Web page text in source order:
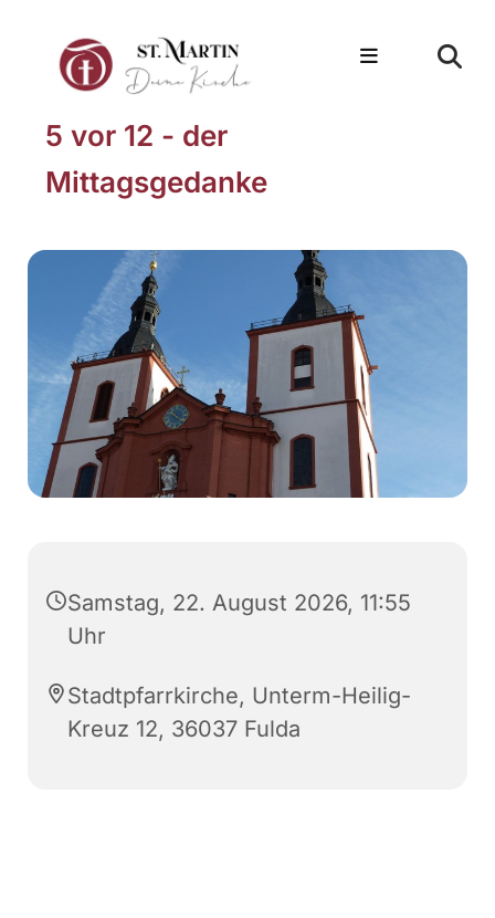
5 vor 12 - der
Mittagsgedanke
Samstag, 22. August 2026, 11:55
Uhr
Stadtpfarrkirche, Unterm-Heilig-
Kreuz 12, 36037 Fulda